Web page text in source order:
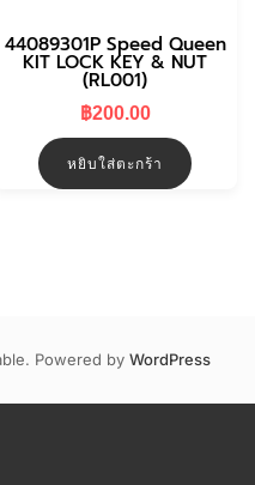
44089301P Speed Queen
KIT LOCK KEY & NUT
(RL001)
฿200.00
หยิบใส่ตะกร้า
Powered by WordPress